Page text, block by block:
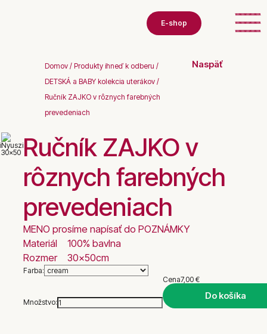
E-shop
Domov / Produkty ihneď k odberu /
DETSKÁ a BABY kolekcia uterákov /
Ručník ZAJKO v rôznych farebných
prevedeniach
Naspäť
Ručník ZAJKO v
rôznych farebných
prevedeniach
MENO prosíme napísať do POZNÁMKY
Materiál
100% bavlna
Rozmer
30x50cm
Farba:
Množstvo:
Cena7,00 €
Do košíka